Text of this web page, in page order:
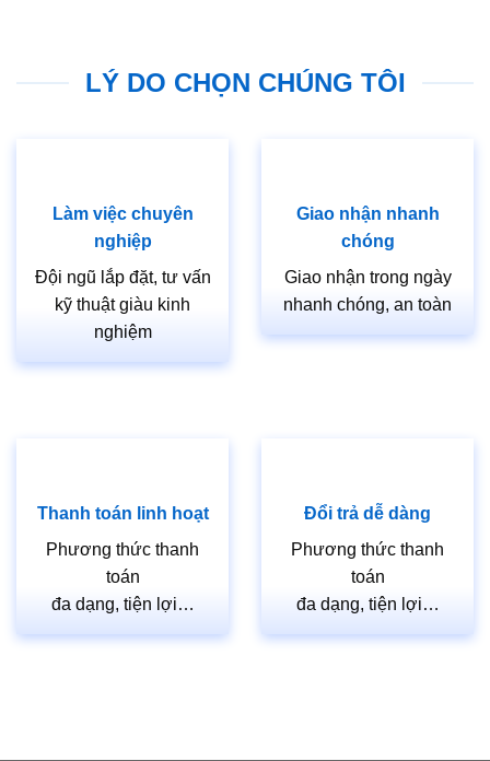
Hay liên hệ ngay hoặc đến cửa hàng CỬA GỖ SÀI GÒN
để được tư vấn và có giá tốt nhất.
LÝ DO CHỌN CHÚNG TÔI
Làm việc chuyên
nghiệp
Đội ngũ lắp đặt, tư vấn
kỹ thuật giàu kinh
nghiệm
Giao nhận nhanh
chóng
Giao nhận trong ngày
nhanh chóng, an toàn
Thanh toán linh hoạt
Phương thức thanh
toán
đa dạng, tiện lợi…
Đổi trả dễ dàng
Phương thức thanh
toán
đa dạng, tiện lợi…